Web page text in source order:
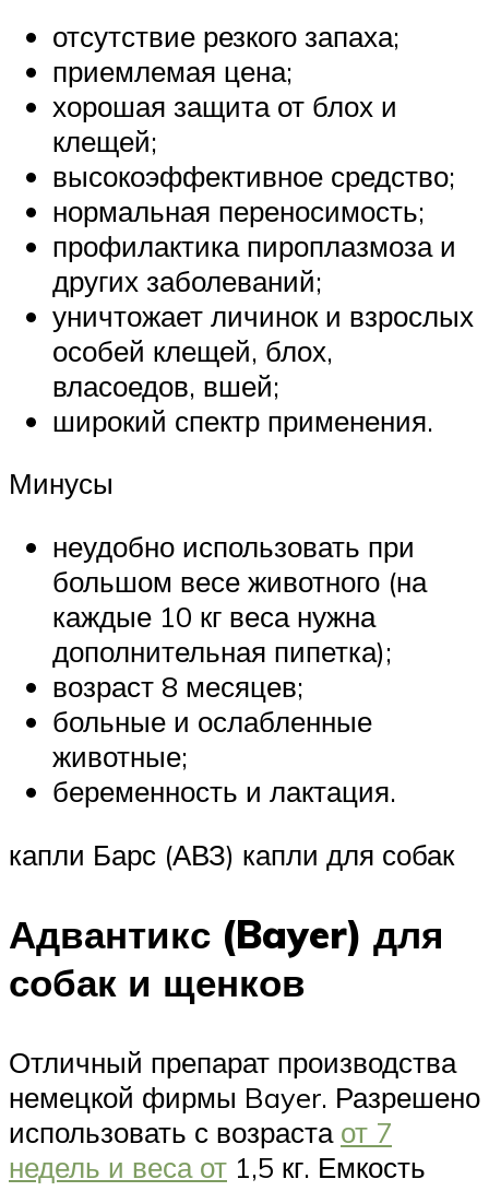
отсутствие резкого запаха;
приемлемая цена;
хорошая защита от блох и
клещей;
высокоэффективное средство;
нормальная переносимость;
профилактика пироплазмоза и
других заболеваний;
уничтожает личинок и взрослых
особей клещей, блох,
власоедов, вшей;
широкий спектр применения.
Минусы
неудобно использовать при
большом весе животного (на
каждые 10 кг веса нужна
дополнительная пипетка);
возраст 8 месяцев;
больные и ослабленные
животные;
беременность и лактация.
капли Барс (АВЗ) капли для собак
Адвантикс (Bayer) для
собак и щенков
Отличный препарат производства
немецкой фирмы Bayer. Разрешено
использовать с возраста от 7
недель и веса от 1,5 кг. Емкость